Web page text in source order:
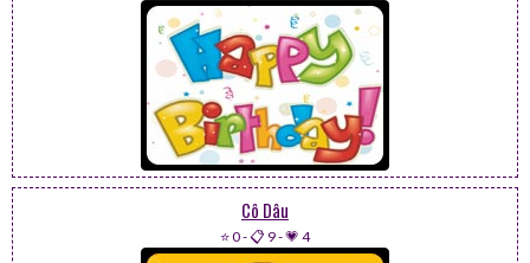
Cô Dâu
⭐ 0-📋 9-💗 4